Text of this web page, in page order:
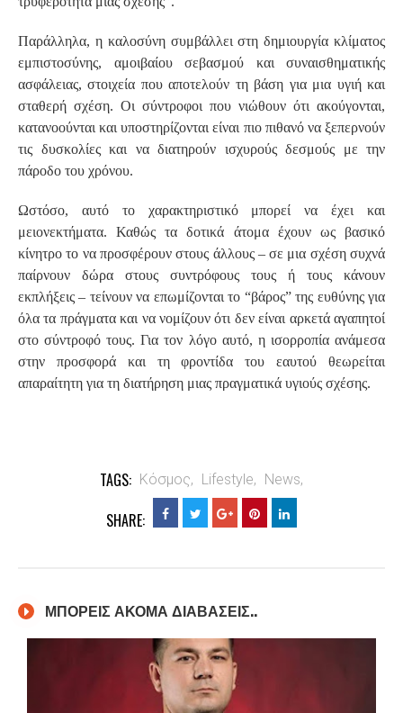
Παράλληλα, η καλοσύνη συμβάλλει στη δημιουργία κλίματος
εμπιστοσύνης, αμοιβαίου σεβασμού και συναισθηματικής
ασφάλειας, στοιχεία που αποτελούν τη βάση για μια υγιή και
σταθερή σχέση. Οι σύντροφοι που νιώθουν ότι ακούγονται,
κατανοούνται και υποστηρίζονται είναι πιο πιθανό να ξεπερνούν
τις δυσκολίες και να διατηρούν ισχυρούς δεσμούς με την
πάροδο του χρόνου.
Ωστόσο, αυτό το χαρακτηριστικό μπορεί να έχει και
μειονεκτήματα. Καθώς τα δοτικά άτομα έχουν ως βασικό
κίνητρο το να προσφέρουν στους άλλους – σε μια σχέση συχνά
παίρνουν δώρα στους συντρόφους τους ή τους κάνουν
εκπλήξεις – τείνουν να επωμίζονται το “βάρος” της ευθύνης για
όλα τα πράγματα και να νομίζουν ότι δεν είναι αρκετά αγαπητοί
στο σύντροφό τους. Για τον λόγο αυτό, η ισορροπία ανάμεσα
στην προσφορά και τη φροντίδα του εαυτού θεωρείται
απαραίτητη για τη διατήρηση μιας πραγματικά υγιούς σχέσης.
TAGS: Κόσμος, Lifestyle, News,
SHARE:
ΜΠΟΡΕΙΣ ΑΚΟΜΑ ΔΙΑΒΑΣΕΙΣ..